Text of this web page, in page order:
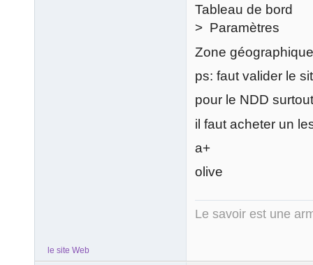
Tableau de bord
> Paramètres
Zone
ps: faut valider le
pour le NDD
il faut acheter un
a+
olive
Le savoir est une
le site Web